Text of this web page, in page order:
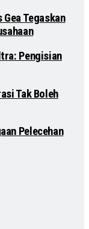
Tegaskan
Pengisian
Tak Boleh
Pelecehan